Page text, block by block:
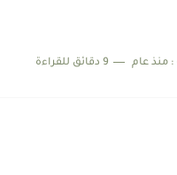
: منذ عام 9 دقائق للقراءة